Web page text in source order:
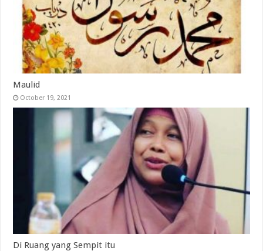
Maulid
October 19, 2021
Di Ruang yang Sempit itu